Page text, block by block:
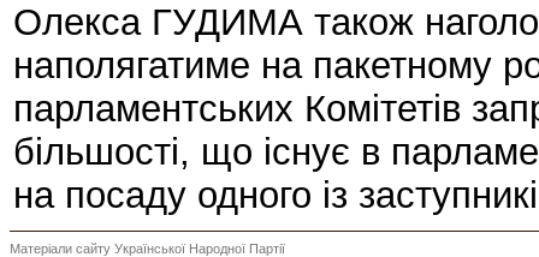
Олекса ГУДИМА також
наполягатиме на пакетному
парламентських Комітетів
більшості, що існує в
на посаду одного із
Матеріали сайту Української Народної Партії